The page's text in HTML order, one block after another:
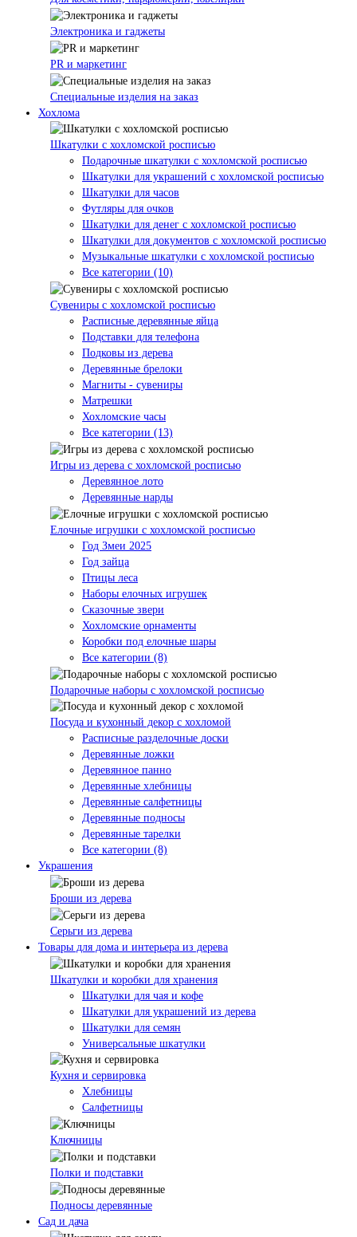
Электроника и гаджеты
PR и маркетинг
Специальные изделия на заказ
Хохлома
Шкатулки с хохломской росписью
Подарочные шкатулки с хохломской росписью
Шкатулки для украшений с хохломской росписью
Шкатулки для часов
Футляры для очков
Шкатулки для денег с хохломской росписью
Шкатулки для документов с хохломской росписью
Музыкальные шкатулки с хохломской росписью
Все категории (10)
Сувениры с хохломской росписью
Расписные деревянные яйца
Подставки для телефона
Подковы из дерева
Деревянные брелоки
Магниты - сувениры
Матрешки
Хохломские часы
Все категории (13)
Игры из дерева с хохломской росписью
Деревянное лото
Деревянные нарды
Елочные игрушки с хохломской росписью
Год Змеи 2025
Год зайца
Птицы леса
Наборы елочных игрушек
Сказочные звери
Хохломские орнаменты
Коробки под елочные шары
Все категории (8)
Подарочные наборы с хохломской росписью
Посуда и кухонный декор с хохломой
Расписные разделочные доски
Деревянные ложки
Деревянное панно
Деревянные хлебницы
Деревянные салфетницы
Деревянные подносы
Деревянные тарелки
Все категории (8)
Украшения
Броши из дерева
Серьги из дерева
Товары для дома и интерьера из дерева
Шкатулки и коробки для хранения
Шкатулки для чая и кофе
Шкатулки для украшений из дерева
Шкатулки для семян
Универсальные шкатулки
Кухня и сервировка
Хлебницы
Салфетницы
Ключницы
Полки и подставки
Подносы деревянные
Сад и дача